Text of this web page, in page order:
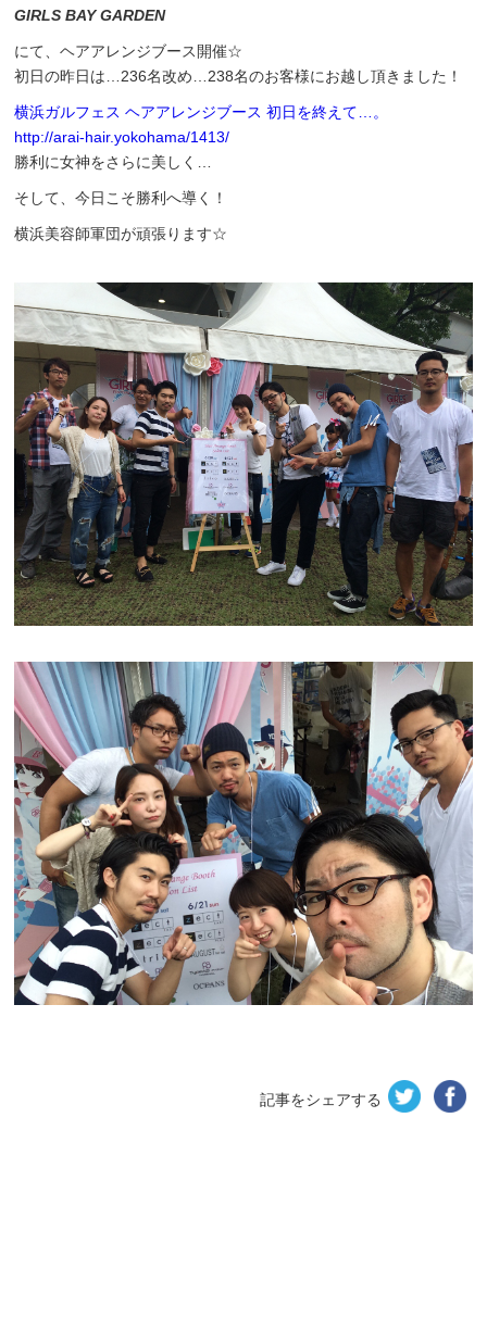
GIRLS BAY GARDEN
にて、ヘアアレンジブース開催☆
初日の昨日は…236名改め…238名のお客様にお越し頂きました！
横浜ガルフェス ヘアアレンジブース 初日を終えて…。
http://arai-hair.yokohama/1413/
勝利に女神をさらに美しく…
そして、今日こそ勝利へ導く！
横浜美容師軍団が頑張ります☆
記事をシェアする